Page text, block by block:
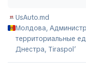
UsAuto.md
Молдова,
территориальные
Днестра, Tiraspol’